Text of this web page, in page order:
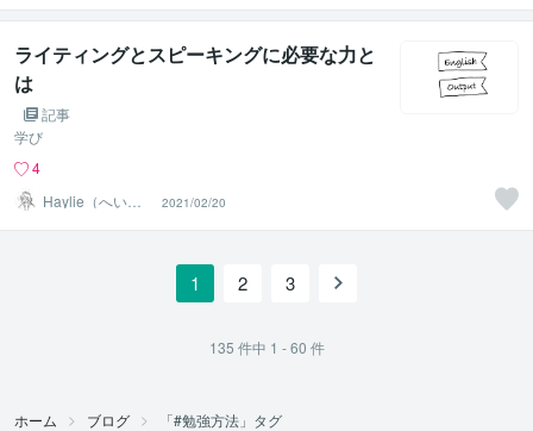
ライティングとスピーキングに必要な力と
は
記事
学び
4
Haylie（へいり
ー）
2021/02/20
1 2 3
135 件中 1 - 60 件
ホーム ブログ 「#勉強方法」タグ